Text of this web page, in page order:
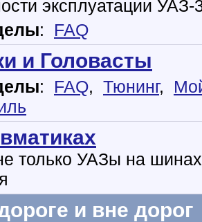
эксплуатации УАЗ-
: FAQ
и Головасты
: FAQ, Тюнинг,
только УАЗы на шинах
и вне дорог